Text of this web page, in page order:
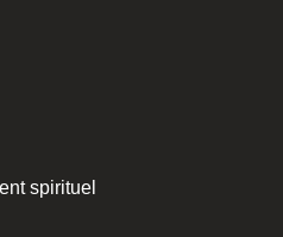
spirituel